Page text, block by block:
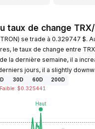
taux de change
se trade à 0.329747 $.
le taux de change entre
la dernière semaine, il a
jours, il a slightly
30D 60D
200D
Faible: $0.325441